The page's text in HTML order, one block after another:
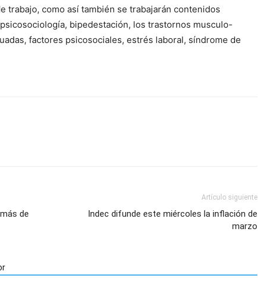
trabajo, como así también se trabajarán contenidos
bipedestación, los trastornos musculo-
factores psicosociales, estrés laboral, síndrome de
de
Artículo siguiente
Indec difunde este miércoles la inflación de
marzo